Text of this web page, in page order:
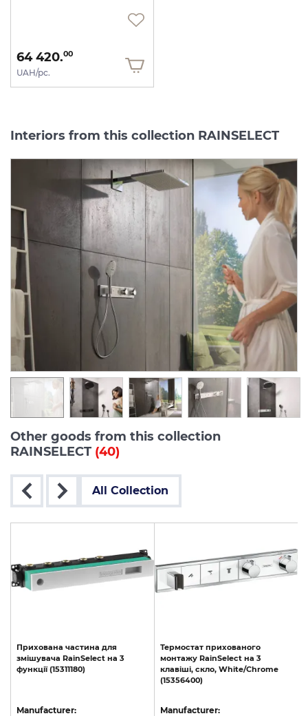
64 420.00
UAH/pc.
Interiors from this collection RAINSELECT
Other goods from this collection
RAINSELECT (40)
All Collection
Прихована частина для
змішувача RainSelect на 3
функції (15311180)
Manufacturer:
Термостат прихованого
монтажу RainSelect на 3
клавіші, скло, White/Chrome
(15356400)
Manufacturer: